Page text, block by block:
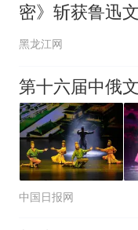
密》斩获鲁迅
龙江文学集体
黑龙江网
第十六届中俄
中国日报网